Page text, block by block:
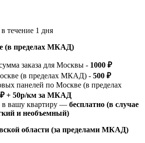
течение 1 дня
(в пределах МКАД)
заказа для Москвы - 1000 ₽
(в пределах МКАД) - 500 ₽
панелей по Москве (в пределах
₽ + 50р/км за МКАД
в вашу квартиру — бесплатно (в случае
и необъемный)
области (за пределами МКАД)